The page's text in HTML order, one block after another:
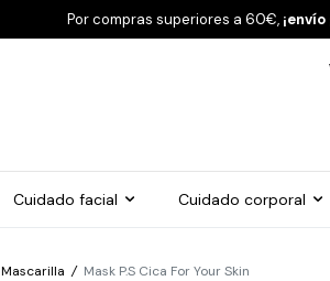
Por compras superiores a 60€,
Cuidado facial Cuidado corporal
Mascarilla / Mask P.S Cica For Your Skin